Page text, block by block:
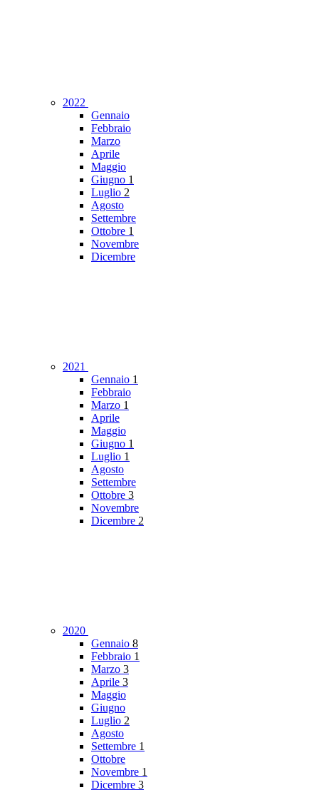
2022
Gennaio
Febbraio
Marzo
Aprile
Maggio
Giugno 1
Luglio 2
Agosto
Settembre
Ottobre 1
Novembre
Dicembre
2021
Gennaio 1
Febbraio
Marzo 1
Aprile
Maggio
Giugno 1
Luglio 1
Agosto
Settembre
Ottobre 3
Novembre
Dicembre 2
2020
Gennaio 8
Febbraio 1
Marzo 3
Aprile 3
Maggio
Giugno
Luglio 2
Agosto
Settembre 1
Ottobre
Novembre 1
Dicembre 3